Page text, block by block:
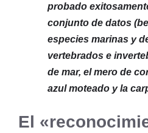
probado
conjunto de datos
especies marinas y
vertebrados e
de mar, el mero de
azul moteado y la
El